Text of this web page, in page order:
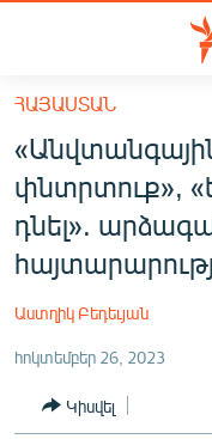
Մատչելիության
հիմնական
բովանդակությանը
Անցնել
հիմնական
մենյուին
Որոնում
ՀԱՅԱՍՏԱՆ
ՔԱՂԱՔԱԿԱՆ
ԸՆՏՐՈՒԹՅՈՒՆՆԵՐ
ՀԱՅԱՍՏԱՆ
փնտրտուք»,
դնել».
Աստղիկ Բեդեւյան
հոկտեմբեր 26, 2023
Կիսվել